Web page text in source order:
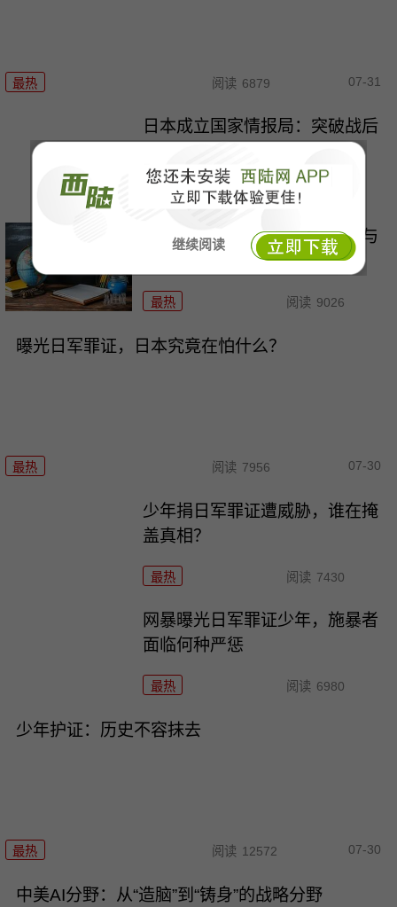
继续阅读
最热 阅读 6879 07-31
日本成立国家情报局：突破战后
最热 阅读
遭遇网络暴力，如何依法维权与
最热 阅读 9026
曝光日军罪证，日本究竟在怕什么？
最热 阅读 7956 07-30
少年捐日军罪证遭威胁，谁在掩
盖真相？
最热 阅读 7430
网暴曝光日军罪证少年，施暴者
面临何种严惩
最热 阅读 6980
少年护证：历史不容抹去
最热 阅读 12572 07-30
中美AI分野：从“造脑”到“铸身”的战略分野